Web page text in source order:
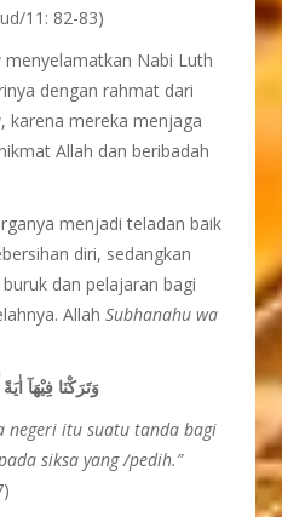
11: 82-83)
menyelamatkan Nabi Luth
dengan rahmat dari
, karena mereka menjaga
Allah dan beribadah
menjadi teladan baik
diri, sedangkan
dan pelajaran bagi
AllahSubhanahu wa
وَتَرَكْنَا فِيْهَآ
negeri itu suatu tanda bagi
siksa yang /pedih.”